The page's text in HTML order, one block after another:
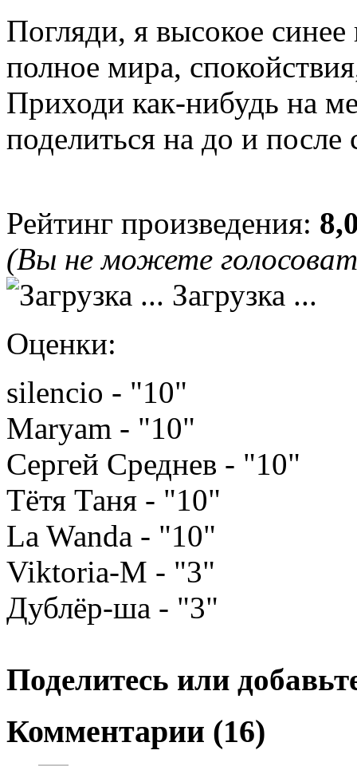
Погляди, я высокое
полное мира,
Приходи как-нибудь на
поделиться на до и
Рейтинг произведения:
(Вы не можете
Загрузка ...
Оценки:
silencio - "10"
Maryam - "10"
Сергей Среднев - "10"
Тётя Таня - "10"
La Wanda - "10"
Viktoria-M - "3"
Дублёр-ша - "3"
Поделитесь или
Комментарии (16)